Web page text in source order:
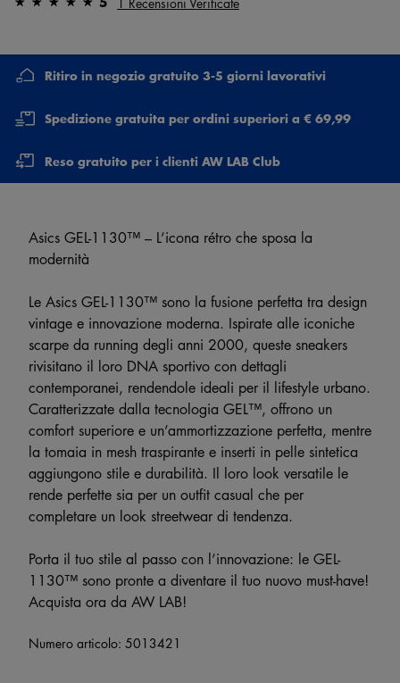
Ritiro in negozio gratuito 3-5 giorni lavorativi
Spedizione gratuita per ordini superiori a € 69,99
Reso gratuito per i clienti AW LAB Club
Asics GEL-1130™ – L’icona rétro che sposa la
modernità
Le Asics GEL-1130™ sono la fusione perfetta tra design
vintage e innovazione moderna. Ispirate alle iconiche
scarpe da running degli anni 2000, queste sneakers
rivisitano il loro DNA sportivo con dettagli
contemporanei, rendendole ideali per il lifestyle urbano.
Caratterizzate dalla tecnologia GEL™, offrono un
comfort superiore e un’ammortizzazione perfetta, mentre
la tomaia in mesh traspirante e inserti in pelle sintetica
aggiungono stile e durabilità. Il loro look versatile le
rende perfette sia per un outfit casual che per
completare un look streetwear di tendenza.
Porta il tuo stile al passo con l’innovazione: le GEL-
1130™ sono pronte a diventare il tuo nuovo must-have!
Acquista ora da AW LAB!
Numero articolo: 5013421